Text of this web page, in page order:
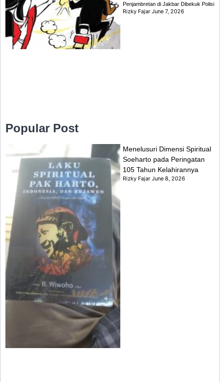
Penjambretan di Jakbar Dibekuk Polisi
Rizky FajarJune 7, 2026
Popular Post
Menelusuri Dimensi Spiritual
Soeharto pada Peringatan
105 Tahun Kelahirannya
Rizky FajarJune 8, 2026